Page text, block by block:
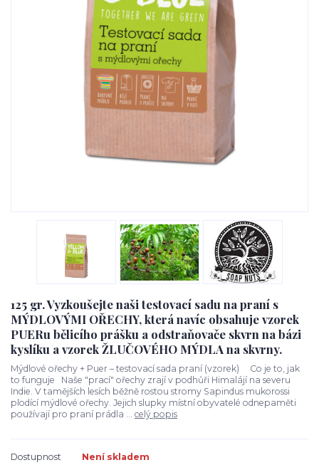
125 gr. Vyzkoušejte naši testovací sadu na praní s
MÝDLOVÝMI OŘECHY, která navíc obsahuje vzorek
PUERu bělicího prášku a odstraňovače skvrn na bázi
kyslíku a vzorek ŽLUČOVÉHO MÝDLA na skvrny.
Mýdlové ořechy + Puer – testovací sada praní (vzorek) Co je to, jak
to funguje Naše "prací" ořechy zrají v podhůři Himalájí na severu
Indie. V tamějších lesích běžně rostou stromy Sapindus mukorossi
plodící mýdlové ořechy. Jejich slupky místní obyvatelé odnepaměti
používají pro praní prádla ... celý popis
Dostupnost Není skladem